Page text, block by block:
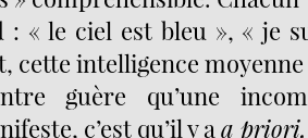
: « le ciel est bleu », « je
cette intelligence moyenne
guère qu’une
c’est qu’il y aa priori,